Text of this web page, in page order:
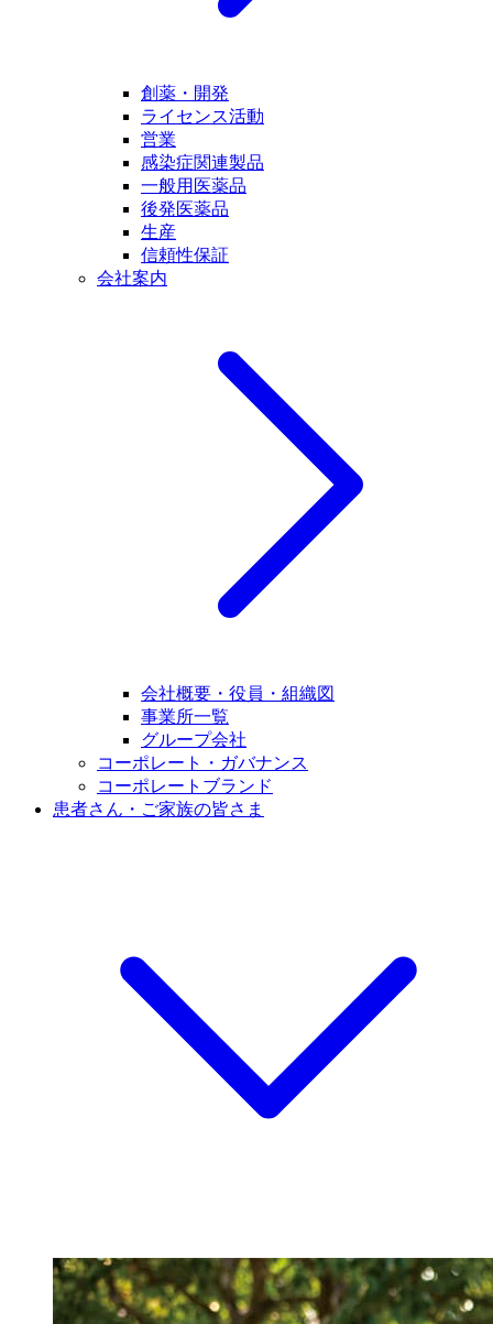
創薬・開発
ライセンス活動
営業
感染症関連製品
一般用医薬品
後発医薬品
生産
信頼性保証
会社案内
会社概要・役員・組織図
事業所一覧
グループ会社
コーポレート・ガバナンス
コーポレートブランド
患者さん・ご家族の皆さま